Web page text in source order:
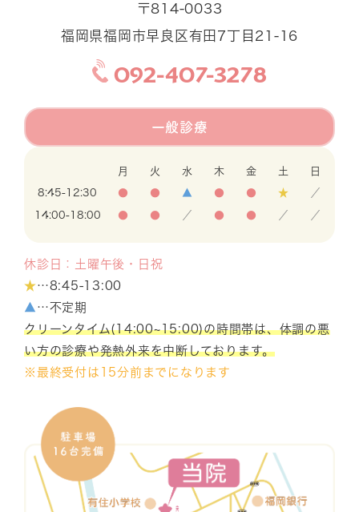
〒814-0033
福岡県福岡市早良区有田7丁目21-16
092-407-3278
一般診療
月 火 水 木 金 土 日
8:45-12:30 ● ● ▲ ● ● ★ ／
14:00-18:00 ● ● ／ ● ● ／ ／
休診日：土曜午後・日祝
★…8:45-13:00
▲ …不定期
クリーンタイム(14:00~15:00)の時間帯は、体調の悪
い方の診療や発熱外来を中断しております。
※最終受付は15分前までになります